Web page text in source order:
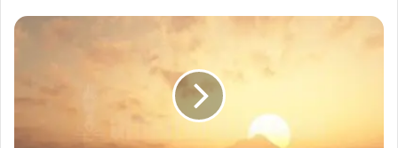
Poligami,
Bersyarat